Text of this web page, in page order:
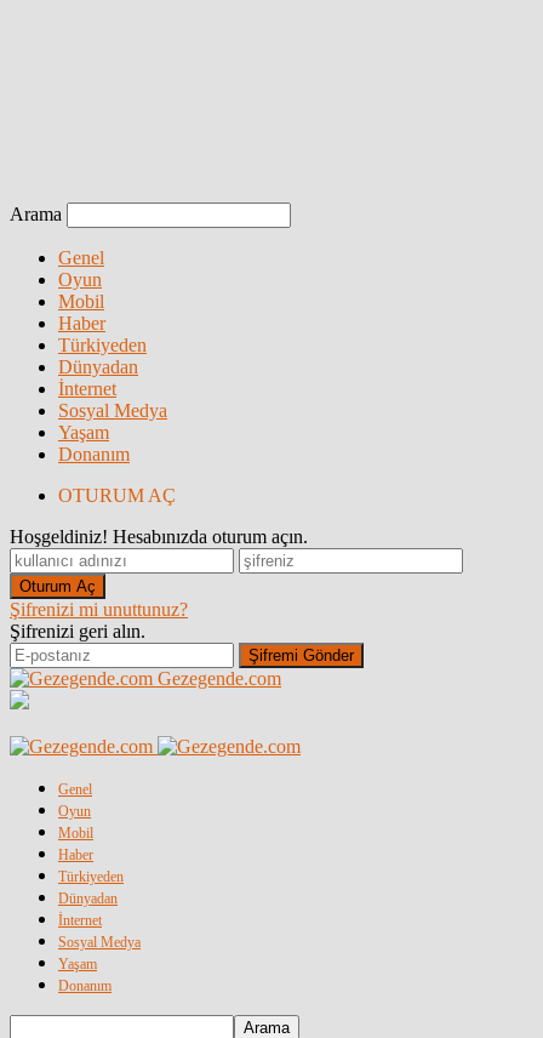
Arama
Genel
Oyun
Mobil
Haber
Türkiyeden
Dünyadan
İnternet
Sosyal Medya
Yaşam
Donanım
OTURUM AÇ
Hoşgeldiniz! Hesabınızda oturum açın.
Şifrenizi mi unuttunuz?
Şifrenizi geri alın.
Gezegende.com
Genel
Oyun
Mobil
Haber
Türkiyeden
Dünyadan
İnternet
Sosyal Medya
Yaşam
Donanım